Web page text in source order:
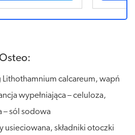
calcareum, wapń
wypełniająca – celuloza,
– sól sodowa
usieciowana, składniki otoczki